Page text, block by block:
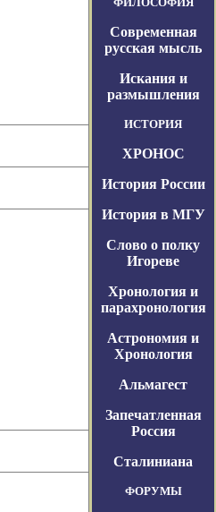
Современная
русская мысль
Искания и
размышления
ИСТОРИЯ
ХРОНОС
История России
История в МГУ
Слово о полку
Игореве
Хронология и
парахронология
Астрономия и
Хронология
Альмагест
Запечатленная
Россия
Сталиниана
ФОРУМЫ